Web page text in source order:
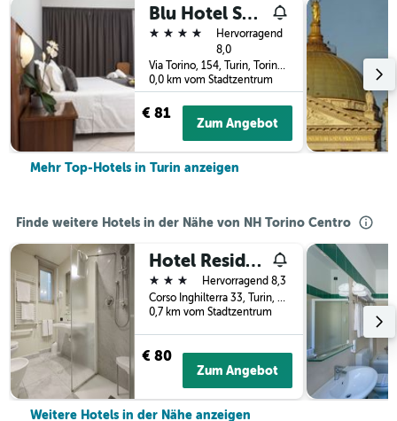
Blu Hotel Sure Hotel Collection by Best Western
4 Sterne
Hervorragend
8,0
Via Torino, 154, Turin, Torino, Italien
0,0 km vom Stadtzentrum
€ 81
Zum Angebot
Mehr Top-Hotels in Turin anzeigen
Finde weitere Hotels in der Nähe von NH Torino Centro
Hotel Residence Torino Centro
3 Sterne
Hervorragend 8,3
Corso Inghilterra 33, Turin, Torino, Italien
0,7 km vom Stadtzentrum
€ 80
Zum Angebot
Weitere Hotels in der Nähe anzeigen